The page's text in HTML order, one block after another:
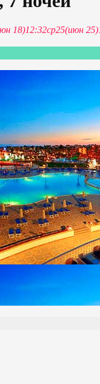
18)12:32ср25(июн 25)